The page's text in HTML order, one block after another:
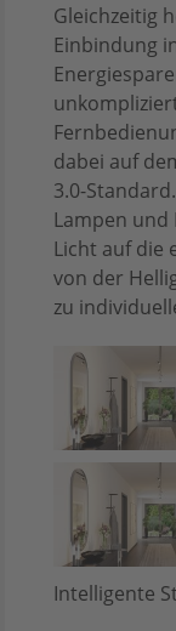
Gleichzeitig
Einbindung
dabei auf
3.0-
Lampen und
Licht auf die
von der
zu
Intelligente